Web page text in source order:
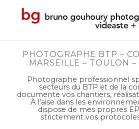
PHOTOGRAPHE BTP –
MARSEILLE – TOULON –
Photographe professionnel
secteurs du BTP et de la
documente vos chantiers,
À l’aise dans les
dispose de mes propres
strictement vos